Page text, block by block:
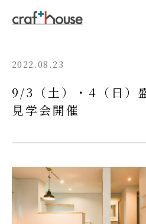
2022.08.23
9/3（土）・4（日）
見学会開催